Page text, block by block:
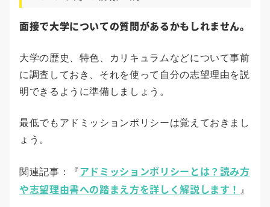
面接で大学についての質問があるかもしれません。
大学の歴史、特色、カリキュラムなどについて事前
に調査しておき、それを使って自分の志望理由を説
明できるように準備しましょう。
最低でもアドミッションポリシーは覚えておきまし
ょう。
関連記事：『アドミッションポリシーとは？読み方
や志望理由書への踏まえ方を詳しく解説します！ 』